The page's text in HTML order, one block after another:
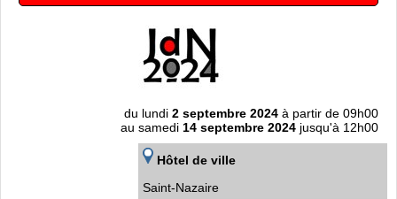
du lundi 2 septembre 2024 à partir de 09h00
au samedi 14 septembre 2024 jusqu'à 12h00
Hôtel de ville
Saint-Nazaire